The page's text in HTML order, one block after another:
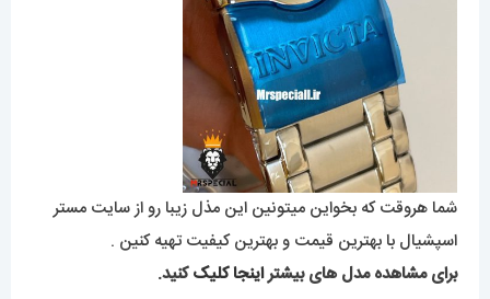
شما هروقت که بخواین میتونین این مذل زیبا رو از سایت مستر
اسپشیال با بهترین قیمت و بهترین کیفیت تهیه کنین .
برای مشاهده مدل های بیشتراینجا کلیککنید.